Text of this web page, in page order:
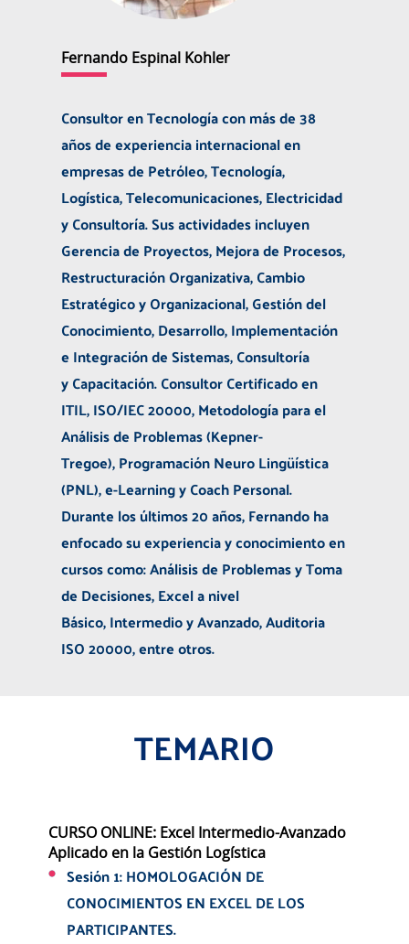
Fernando Espinal Kohler
Consultor en Tecnología con más de 38
años de experiencia internacional en
empresas de Petróleo, Tecnología,
Logística, Telecomunicaciones, Electricidad
y Consultoría. Sus actividades incluyen
Gerencia de Proyectos, Mejora de Procesos,
Restructuración Organizativa, Cambio
Estratégico y Organizacional, Gestión del
Conocimiento, Desarrollo, Implementación
e Integración de Sistemas, Consultoría
y Capacitación. Consultor Certificado en
ITIL, ISO/IEC 20000, Metodología para el
Análisis de Problemas (Kepner-
Tregoe), Programación Neuro Lingüística
(PNL), e-Learning y Coach Personal.
Durante los últimos 20 años, Fernando ha
enfocado su experiencia y conocimiento en
cursos como: Análisis de Problemas y Toma
de Decisiones, Excel a nivel
Básico, Intermedio y Avanzado, Auditoria
ISO 20000, entre otros.
TEMARIO
CURSO ONLINE: Excel Intermedio-Avanzado
Aplicado en la Gestión Logística
Sesión 1: HOMOLOGACIÓN DE
CONOCIMIENTOS EN EXCEL DE LOS
PARTICIPANTES.